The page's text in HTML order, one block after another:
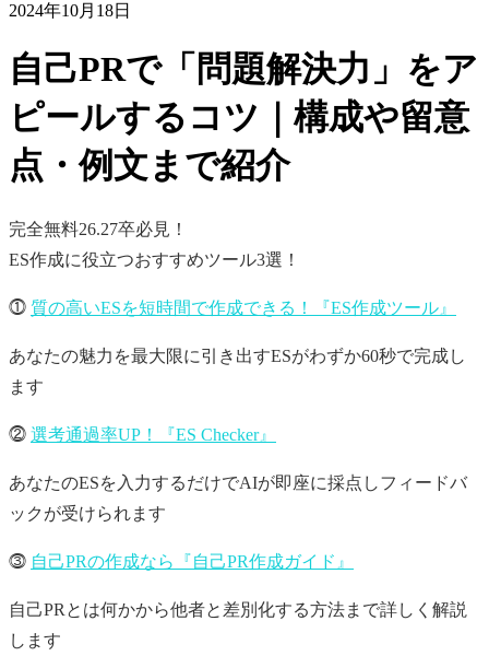
2024年10月18日
自己PRで「問題解決力」をア
ピールするコツ｜構成や留意
点・例文まで紹介
完全無料26.27卒必見！
ES作成に役立つおすすめツール3選！
⓵ 質の高いESを短時間で作成できる！『ES作成ツール』
あなたの魅力を最大限に引き出すESがわずか60秒で完成し
ます
⓶ 選考通過率UP！『ES Checker』
あなたのESを入力するだけでAIが即座に採点しフィードバ
ックが受けられます
⓷ 自己PRの作成なら『自己PR作成ガイド』
自己PRとは何かから他者と差別化する方法まで詳しく解説
します